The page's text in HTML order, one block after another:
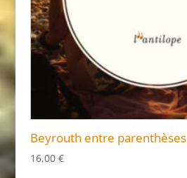
Beyrouth entre parenthèses
16,00 €